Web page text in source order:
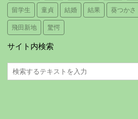
留学生 童貞 結婚 結果 葵つかさ
飛田新地 驚愕
サイト内検索